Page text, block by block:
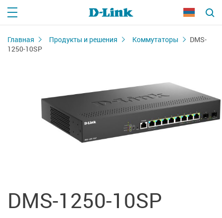
Главная Продукты и решения Коммутаторы
DMS-
1250-10SP
DMS-1250-10SP